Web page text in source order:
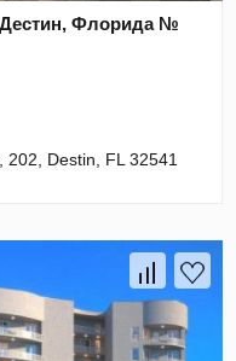
Флорида №
202, Destin, FL 32541